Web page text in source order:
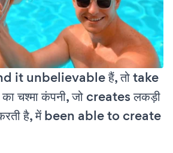
it unbelievable हैं, तो take
चश्मा कंपनी, जो creates लकड़ी
करती है, में been able to create